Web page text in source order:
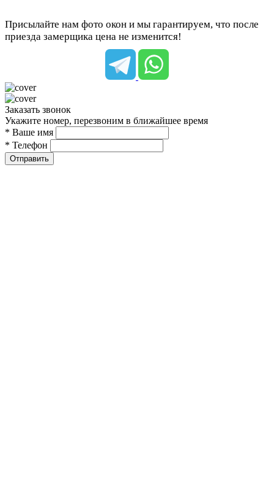
Присылайте нам фото окон и мы гарантируем, что после
приезда замерщика цена не изменится!
Заказать звонок
Укажите номер, перезвоним в ближайшее время
* Ваше имя
* Телефон
Отправить